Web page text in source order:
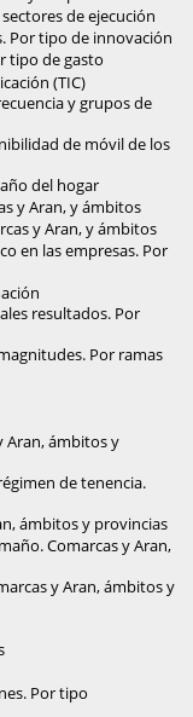
de ejecución
Por tipo de innovación
tipo de gasto
(TIC)
y grupos de
de móvil de los
del hogar
y Aran, y ámbitos
y Aran, y ámbitos
en las empresas. Por
resultados. Por
Por ramas
Aran, ámbitos y
de tenencia.
ámbitos y provincias
Comarcas y Aran,
y Aran, ámbitos y
Por tipo